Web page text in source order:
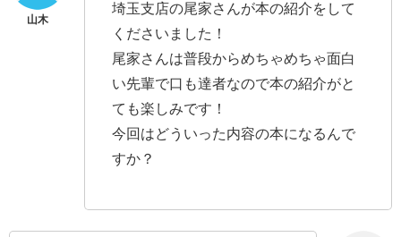
埼玉支店の尾家さんが本の紹介をして
くださいました！
尾家さんは普段からめちゃめちゃ面白
い先輩で口も達者なので本の紹介がと
ても楽しみです！
今回はどういった内容の本になるんで
すか？